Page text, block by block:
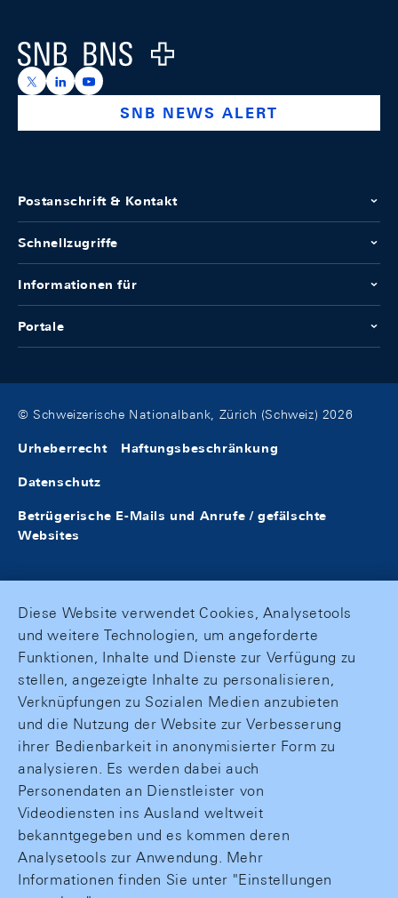
Logo
https://x.com/snb_bns
https://ch.linkedin.com/company/swiss-national-
https://www.youtube.com/@swissnationalbank
SNB NEWS ALERT
Postanschrift & Kontakt
Schnellzugriffe
Informationen für
Portale
© Schweizerische Nationalbank, Zürich (Schweiz) 2026
Urheberrecht Haftungsbeschränkung
Datenschutz
Betrügerische E-Mails und Anrufe / gefälschte
Websites
Diese Website verwendet Cookies, Analysetools
und weitere Technologien, um angeforderte
Funktionen, Inhalte und Dienste zur Verfügung zu
stellen, angezeigte Inhalte zu personalisieren,
Verknüpfungen zu Sozialen Medien anzubieten
und die Nutzung der Website zur Verbesserung
ihrer Bedienbarkeit in anonymisierter Form zu
analysieren. Es werden dabei auch
Personendaten an Dienstleister von
Videodiensten ins Ausland weltweit
bekanntgegeben und es kommen deren
Analysetools zur Anwendung. Mehr
Informationen finden Sie unter "Einstellungen